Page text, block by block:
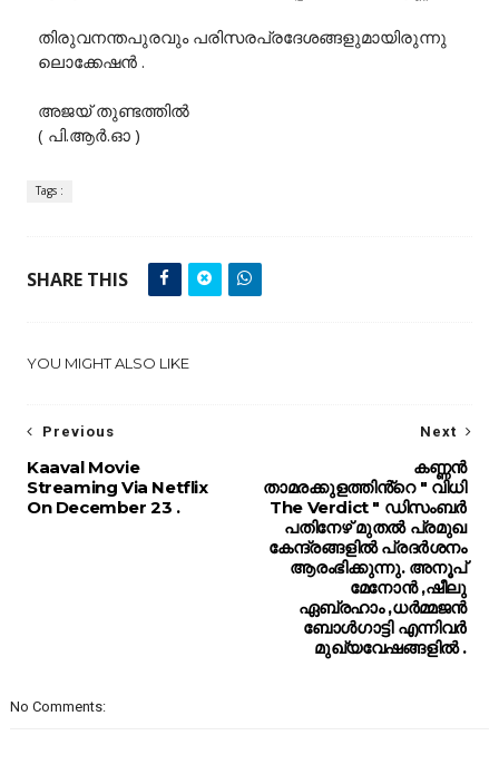
തിരുവനന്തപുരവും പരിസരപ്രദേശങ്ങളുമായിരുന്നു
ലൊക്കേഷൻ .
അജയ് തുണ്ടത്തിൽ
( പി.ആർ.ഓ )
Tags :
SHARE THIS
YOU MIGHT ALSO LIKE
Next
കണ്ണൻ
താമരക്കുളത്തിൻ്റെ " വിധി
The Verdict " ഡിസംബർ
പതിനേഴ് മുതൽ പ്രമുഖ
കേന്ദ്രങ്ങളിൽ പ്രദർശനം
ആരംഭിക്കുന്നു. അനൂപ്
മേനോൻ ,ഷീലു
ഏബ്രഹാം ,ധർമ്മജൻ
ബോൾഗാട്ടി എന്നിവർ
മുഖ്യവേഷങ്ങളിൽ .
Previous
Kaaval Movie
Streaming Via Netflix
On December 23 .
No Comments: